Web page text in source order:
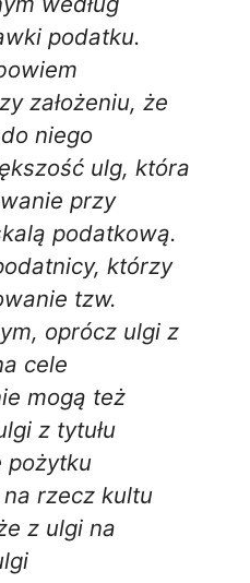
podatku.
założeniu, że
niego
ulg, która
przy
podatkową.
którzy
tzw.
oprócz ulgi z
cele
mogą też
z tytułu
pożytku
rzecz kultu
z ulgi na